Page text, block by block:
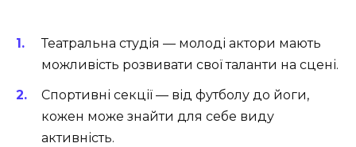
Театральна студія — молоді актори мають
можливість розвивати свої таланти на сцені.
Спортивні секції — від футболу до йоги,
кожен може знайти для себе виду
активність.